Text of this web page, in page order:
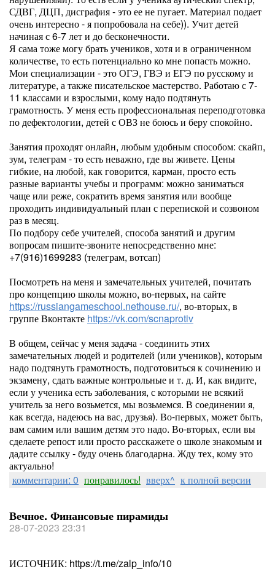
СДВГ, ДЦП, дисграфия - это ее не пугает. Материал подает
очень интересно - я попробовала на себе)). Учит детей
начиная с 6-7 лет и до бесконечности.
Я сама тоже могу брать учеников, хотя и в ограниченном
количестве, то есть потенциально ко мне попасть можно.
Мои специализации - это ОГЭ, ГВЭ и ЕГЭ по русскому и
литературе, а также писательское мастерство. Работаю с 7-
11 классами и взрослыми, кому надо подтянуть
грамотность. У меня есть профессиональная переподготовка
по дефектологии, детей с ОВЗ не боюсь и беру спокойно.
Занятия проходят онлайн, любым удобным способом: скайп,
зум, телеграм - то есть неважно, где вы живете. Цены
гибкие, на любой, как говорится, карман, просто есть
разные варианты учебы и программ: можно заниматься
чаще или реже, сократить время занятия или вообще
проходить индивидуальный план с перепиской и созвоном
раз в месяц.
По подбору себе учителей, способа занятий и другим
вопросам пишите-звоните непосредственно мне:
+7(916)1699283 (телеграм, вотсап)
Посмотреть на меня и замечательных учителей, почитать
про концепцию школы можно, во-первых, на сайте
https://russiangameschool.nethouse.ru/, во-вторых, в
группе Вконтакте https://vk.com/scnaprotiv
В общем, сейчас у меня задача - соединить этих
замечательных людей и родителей (или учеников), которым
надо подтянуть грамотность, подготовиться к сочинению и
экзамену, сдать важные контрольные и т. д. И, как видите,
если у ученика есть заболевания, с которыми не всякий
учитель за него возьмется, мы возьмемся. В соединении я,
как всегда, надеюсь на вас, друзья). Во-первых, может быть,
вам самим или вашим детям это надо. Во-вторых, если вы
сделаете репост или просто расскажете о школе знакомым и
дадите ссылку - буду очень благодарна. Жду тех, кому это
актуально!
комментарии: 0 понравилось! вверх^ к полной версии
Вечное. Финансовые пирамиды
28-07-2023 23:31
ИСТОЧНИК: https://t.me/zalp_info/10